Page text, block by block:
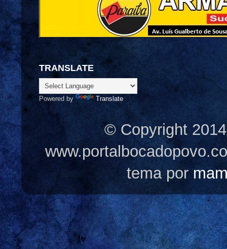
TRANSLATE
Powered by Translate
© Copyright
tema por